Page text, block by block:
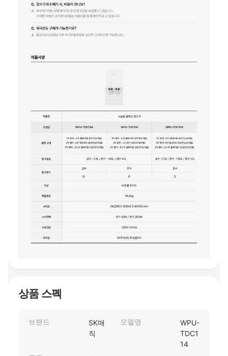
상품 스펙
브랜드
SK매
직
모델명
WPU-
TDC1
14